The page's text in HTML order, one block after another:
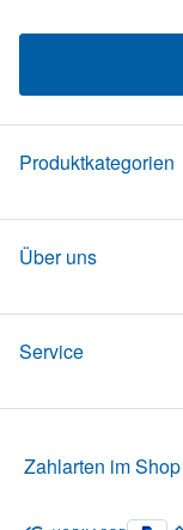
Produktkategorien
Über uns
Service
Zahlarten im Shop